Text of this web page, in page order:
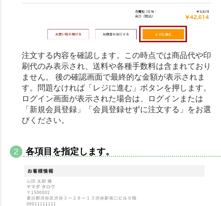
注文する内容を確認します。この時点では商品代や印
刷代のみ表示され、送料や各種手数料は含まれており
ません。 後の確認画面で最終的な金額が表示されま
す。問題なければ「レジに進む」ボタンを押します。
ログイン画面が表示された場合は、ログインまたは
「新規会員登録」「会員登録せずに注文する」をお選
びください。
各項目を指定します。